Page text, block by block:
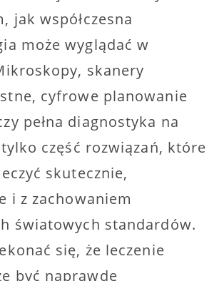
jak współczesna
może wyglądać w
skanery
cyfrowe planowanie
pełna diagnostyka na
część rozwiązań, które
skutecznie,
i z zachowaniem
światowych standardów.
się, że leczenie
być naprawdę